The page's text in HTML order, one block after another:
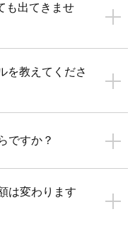
も出てきませ
を教えてくださ
ですか？
は変わります